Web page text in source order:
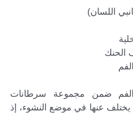
اللسان)
الحنك
ضمن مجموعة سرطانات
يختلف عنها في موضع النشوء، إذ